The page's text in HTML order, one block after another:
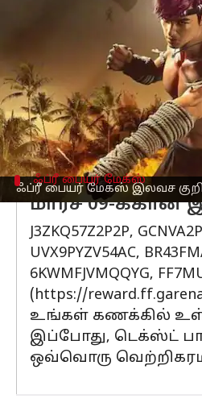
ஃப்ரீ பையர் மேக்ஸ் இலவச
பேட்டில் ராயல் கேம்
எனவே இலவச Fire
இந்தியாவில்,
தனிநபர்கள், ஒரே
முறை மட்டுமே
ஃப்ரீ பையர் மேக்ஸ்
மார்ச் 09-க்கான
J3ZKQ57Z2P2P,
UVX9PYZV54AC,
6KWMFJVMQQYG,
(https://
உங்கள் கணக்கில்
இப்போது, டெக்ஸ்ட்
ஒவ்வொரு